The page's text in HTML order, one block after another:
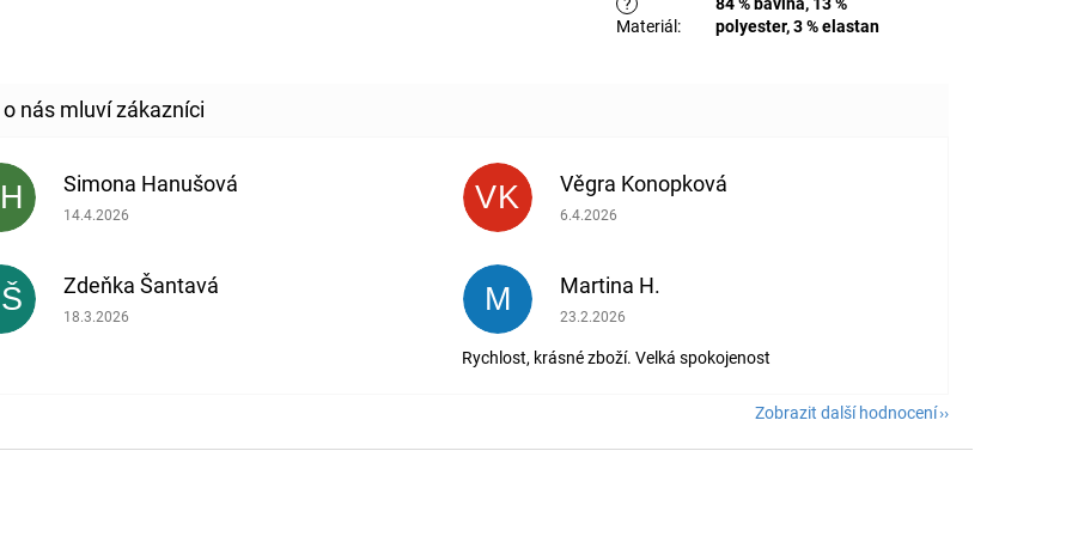
Materiál :
polyester, 3 % elastan
Simona Hanušová
Hodnocení obchodu je 5 z 5 hvězdiček.
14.4.2026 VK Věgra Konopková
Hodnocení obchodu je 5 z 5 hvězdiček.
6.4.2026
Zdeňka Šantavá
Hodnocení obchodu je 5 z 5 hvězdiček.
18.3.2026 M Martina H.
Hodnocení obchodu je 5 z 5 hvězdiček.
23.2.2026
Rychlost, krásné zboží. Velká spokojenost
Zobrazit další hodnocení